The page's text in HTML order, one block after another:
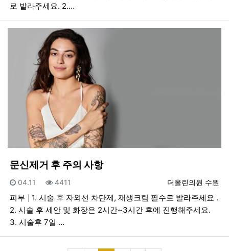
로 발라주세요. 2.…
문신제거 후 주의 사항
등록자
더올린의원 수원
등록일
04.11 조회
4411
피부
1. 시술 후 자외선 차단제, 재생크림 필수로 발라주세요 .
2. 시술 후 세안 및 화장은 2시간~3시간 후에 진행해주세요.
3. 시술후 7일 …